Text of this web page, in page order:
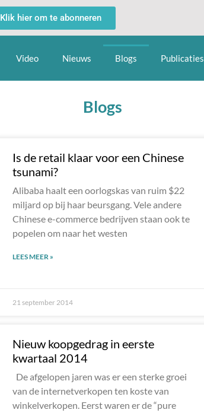
Klik hier om te abonneren
Video Nieuws Blogs Publicaties
Blogs
Is de retail klaar voor een Chinese
tsunami?
Alibaba haalt een oorlogskas van ruim $22
miljard op bij haar beursgang. Vele andere
Chinese e-commerce bedrijven staan ook te
popelen om naar het westen
LEES MEER »
21 september 2014
Nieuw koopgedrag in eerste
kwartaal 2014
De afgelopen jaren was er een sterke groei
van de internetverkopen ten koste van
winkelverkopen. Eerst waren er de “pure